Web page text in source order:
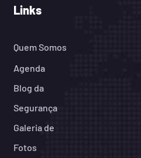
Links
Quem Somos
Agenda
Blog da
Segurança
Galeria de
Fotos